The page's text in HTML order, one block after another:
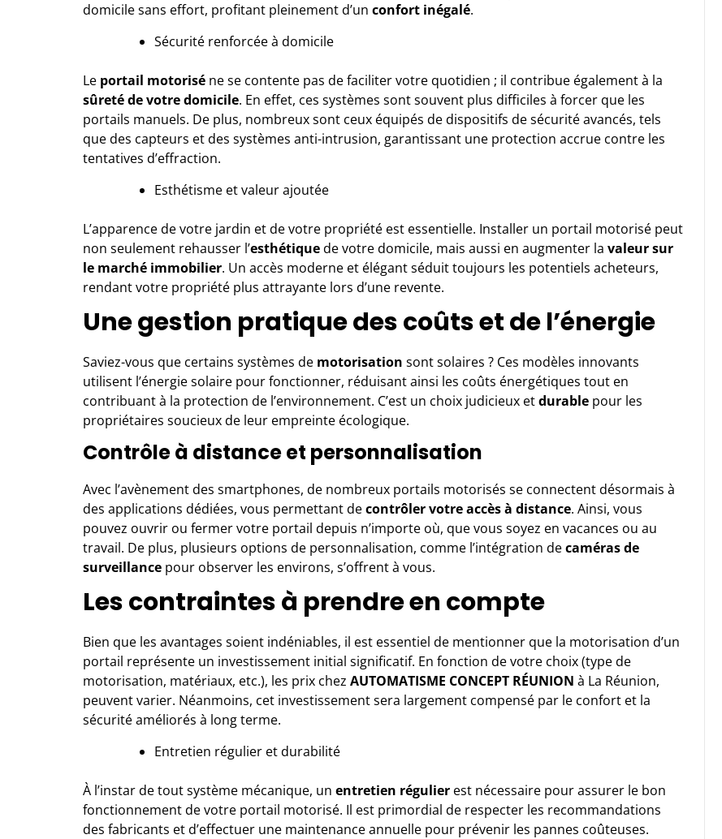
domicile sans effort, profitant pleinement d’un confort inégalé.
Sécurité renforcée à domicile
Le portail motorisé ne se contente pas de faciliter votre quotidien ; il contribue également à la
sûreté de votre domicile. En effet, ces systèmes sont souvent plus difficiles à forcer que les
portails manuels. De plus, nombreux sont ceux équipés de dispositifs de sécurité avancés, tels
que des capteurs et des systèmes anti-intrusion, garantissant une protection accrue contre les
tentatives d’effraction.
Esthétisme et valeur ajoutée
L’apparence de votre jardin et de votre propriété est essentielle. Installer un portail motorisé peut
non seulement rehausser l’esthétiquede votre domicile, mais aussi en augmenter la valeur sur
le marché immobilier. Un accès moderne et élégant séduit toujours les potentiels acheteurs,
rendant votre propriété plus attrayante lors d’une revente.
Une gestion pratique des coûts et de l’énergie
Saviez-vous que certains systèmes de motorisation sont solaires ? Ces modèles innovants
utilisent l’énergie solaire pour fonctionner, réduisant ainsi les coûts énergétiques tout en
contribuant à la protection de l’environnement. C’est un choix judicieux etdurable pour les
propriétaires soucieux de leur empreinte écologique.
Contrôle à distance et personnalisation
Avec l’avènement des smartphones, de nombreux portails motorisés se connectent désormais à
des applications dédiées, vous permettant decontrôler votre accès à distance. Ainsi, vous
pouvez ouvrir ou fermer votre portail depuis n’importe où, que vous soyez en vacances ou au
travail. De plus, plusieurs options de personnalisation, comme l’intégration decaméras de
surveillance pour observer les environs, s’offrent à vous.
Les contraintes à prendre en compte
Bien que les avantages soient indéniables, il est essentiel de mentionner que la motorisation d’un
portail représente un investissement initial significatif. En fonction de votre choix (type de
motorisation, matériaux, etc.), les prix chez AUTOMATISME CONCEPT RÉUNION à La Réunion,
peuvent varier. Néanmoins, cet investissement sera largement compensé par le confort et la
sécurité améliorés à long terme.
Entretien régulier et durabilité
À l’instar de tout système mécanique, un entretien régulier est nécessaire pour assurer le bon
fonctionnement de votre portail motorisé. Il est primordial de respecter les recommandations
des fabricants et d’effectuer une maintenance annuelle pour prévenir les pannes coûteuses.